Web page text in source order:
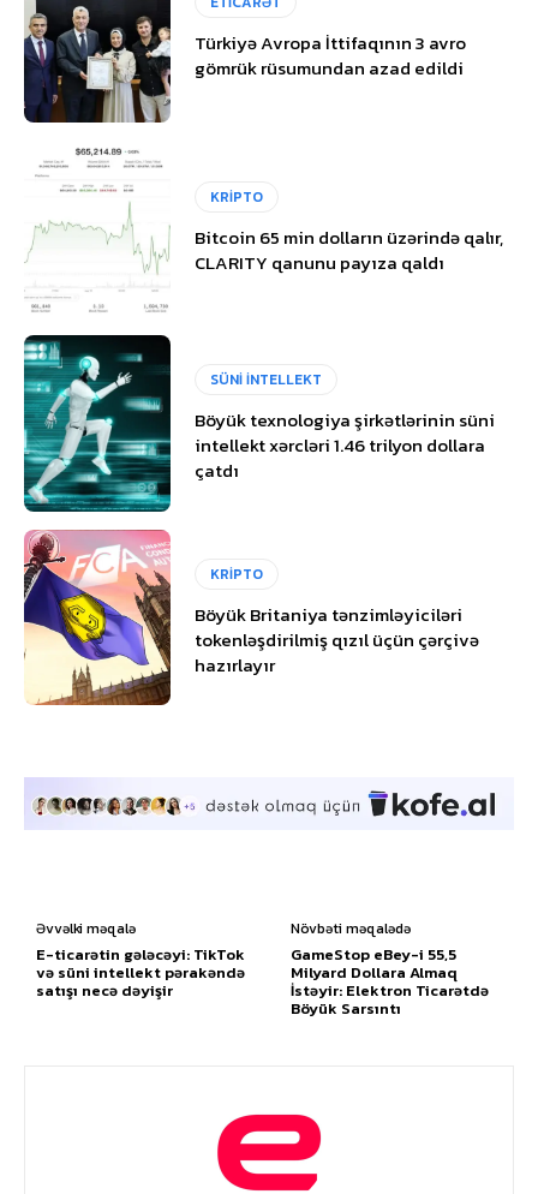
Türkiyə Avropa İttifaqının 3 avro
gömrük rüsumundan azad edildi
KRİPTO
Bitcoin 65 min dolların üzərində qalır,
CLARITY qanunu payıza qaldı
SÜNİ İNTELLEKT
Böyük texnologiya şirkətlərinin süni
intellekt xərcləri 1.46 trilyon dollara
çatdı
KRİPTO
Böyük Britaniya tənzimləyiciləri
tokenləşdirilmiş qızıl üçün çərçivə
hazırlayır
Əvvəlki məqalə
E-ticarətin gələcəyi: TikTok
və süni intellekt pərakəndə
satışı necə dəyişir
Növbəti məqalədə
GameStop eBey-i 55,5
Milyard Dollara Almaq
İstəyir: Elektron Ticarətdə
Böyük Sarsıntı